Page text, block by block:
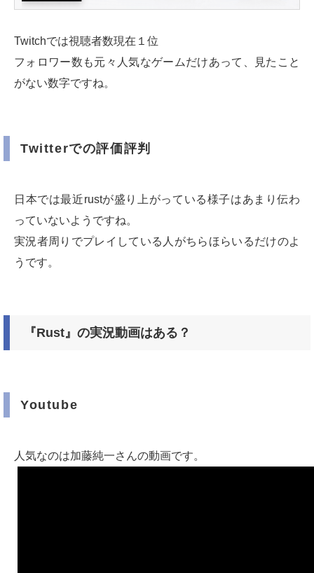
Twitchでは視聴者数現在１位
フォロワー数も元々人気なゲームだけあって、見たこと
がない数字ですね。
Twitterでの評価評判
日本では最近rustが盛り上がっている様子はあまり伝わ
っていないようですね。
実況者周りでプレイしている人がちらほらいるだけのよ
うです。
『Rust』の実況動画はある？
Youtube
人気なのは加藤純一さんの動画です。